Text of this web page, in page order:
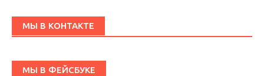
МЫ В КОНТАКТЕ
МЫ В ФЕЙСБУКЕ